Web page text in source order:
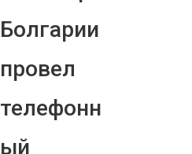
Болгарии
провел
телефонн
ый